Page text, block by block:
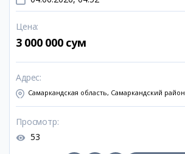
Цена:
3 000 000 сум
Адрес:
Самаркандская область, Самаркандский район
Просмотр:
53